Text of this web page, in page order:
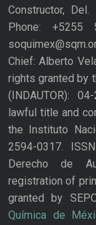
Constructor,
Phone: +5255
Chief: Alberto
rights granted by
(INDAUTOR):
lawful title and
the Instituto
2594-0317.
Derecho de
registration of
granted by
Química de